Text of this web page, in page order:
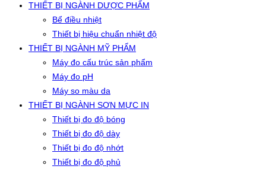
THIẾT BỊ NGÀNH DƯỢC PHẨM
Bể điều nhiệt
Thiết bị hiệu chuẩn nhiệt độ
THIẾT BỊ NGÀNH MỸ PHẨM
Máy đo cấu trúc sản phẩm
Máy đo pH
Máy so màu da
THIẾT BỊ NGÀNH SƠN MỰC IN
Thiết bị đo độ bóng
Thiết bị đo độ dày
Thiết bị đo độ nhớt
Thiết bị đo độ phủ